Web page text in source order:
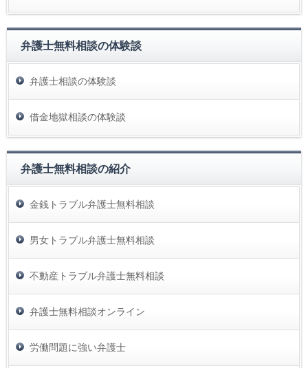
弁護士無料相談の体験談
弁護士相談の体験談
借金地獄相談の体験談
弁護士無料相談の紹介
金銭トラブル弁護士無料相談
男女トラブル弁護士無料相談
不動産トラブル弁護士無料相談
弁護士無料相談オンライン
労働問題に強い弁護士